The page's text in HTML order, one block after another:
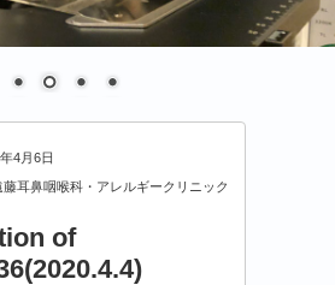
4月6日
藤耳鼻咽喉科・アレルギークリニック
of